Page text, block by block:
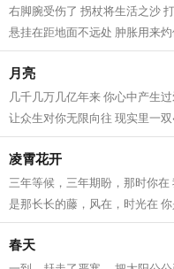
右脚腕受伤了 拐杖将生活之沙
悬挂在距地面不远处 肿胀用来
绽放出黑红色鳞片 疲劳，左脚守
月亮
几千几万几亿年来 你心中产生
让众生对你无限向往 现实里一
太阳 而我，仍静心地收集你的清
凌霄花开
三年等候，三年期盼，那时你
是那长长的藤，风在，时光在
很郑重地想起过你 今日，依然像
春天